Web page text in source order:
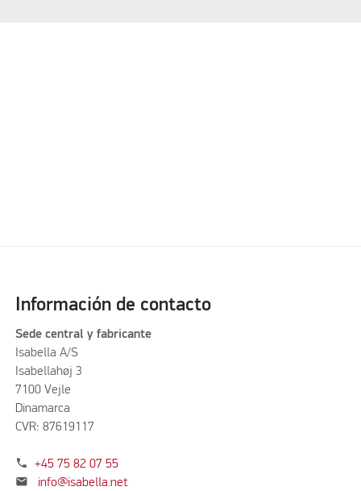
Información de contacto
Sede central y fabricante
Isabella A/S
Isabellahøj 3
7100 Vejle
Dinamarca
CVR: 87619117
phone +45 75 82 07 55
mail info@isabella.net